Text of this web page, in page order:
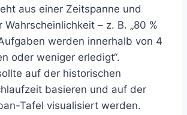
aus einer Zeitspanne und
Wahrscheinlichkeit – z. B. „80 %
werden innerhalb von 4
oder weniger erledigt“.
auf der historischen
basieren und auf der
Tafel visualisiert werden.